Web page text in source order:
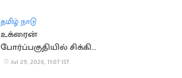
தமிழ் நாடு
உக்ரைன்
போர்ப்பகுதியில் சிக்கிய
இந்திய மாலுமிகளை
Jul 29, 2026, 11:07 IST